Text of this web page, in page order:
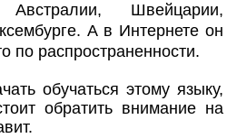
Швейцарии,
А в Интернете он
по распространенности.
обучаться этому языку,
обратить внимание на